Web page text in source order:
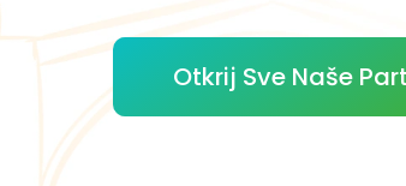
Otkrij Sve Naše